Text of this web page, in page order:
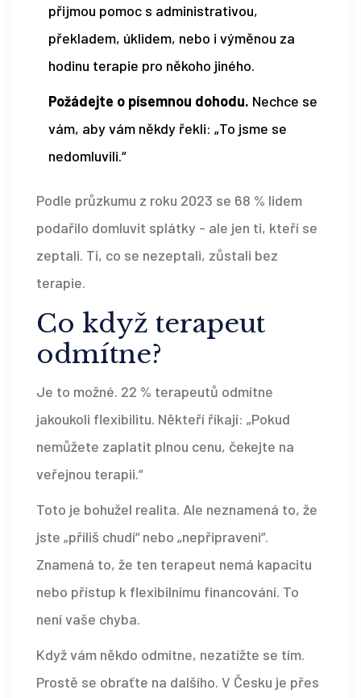
přijmou pomoc s administrativou,
překladem, úklidem, nebo i výměnou za
hodinu terapie pro někoho jiného.
Požádejte o písemnou dohodu. Nechce se
vám, aby vám někdy řekli: „To jsme se
nedomluvili.“
Podle průzkumu z roku 2023 se 68 % lidem
podařilo domluvit splátky - ale jen ti, kteří se
zeptali. Ti, co se nezeptali, zůstali bez
terapie.
Co když terapeut
odmítne?
Je to možné. 22 % terapeutů odmítne
jakoukoli flexibilitu. Někteří říkají: „Pokud
nemůžete zaplatit plnou cenu, čekejte na
veřejnou terapii.“
Toto je bohužel realita. Ale neznamená to, že
jste „příliš chudí“ nebo „nepřipraveni“.
Znamená to, že ten terapeut nemá kapacitu
nebo přístup k flexibilnímu financování. To
není vaše chyba.
Když vám někdo odmítne, nezatížte se tím.
Prostě se obraťte na dalšího. V Česku je přes